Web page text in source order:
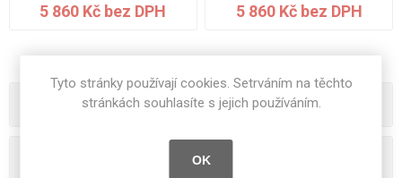
5 860 Kč bez DPH 5 860 Kč bez DPH
Kategorie
Tyto stránky používají cookies. Setrváním na těchto
stránkách souhlasíte s jejich používáním.
OK